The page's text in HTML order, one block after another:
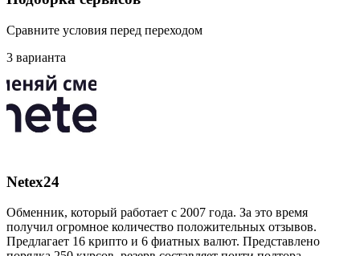
Сравните условия перед переходом
3 варианта
Netex24
Обменник, который работает с 2007 года. За это время
получил огромное количество положительных отзывов.
Предлагает 16 крипто и 6 фиатных валют. Представлено